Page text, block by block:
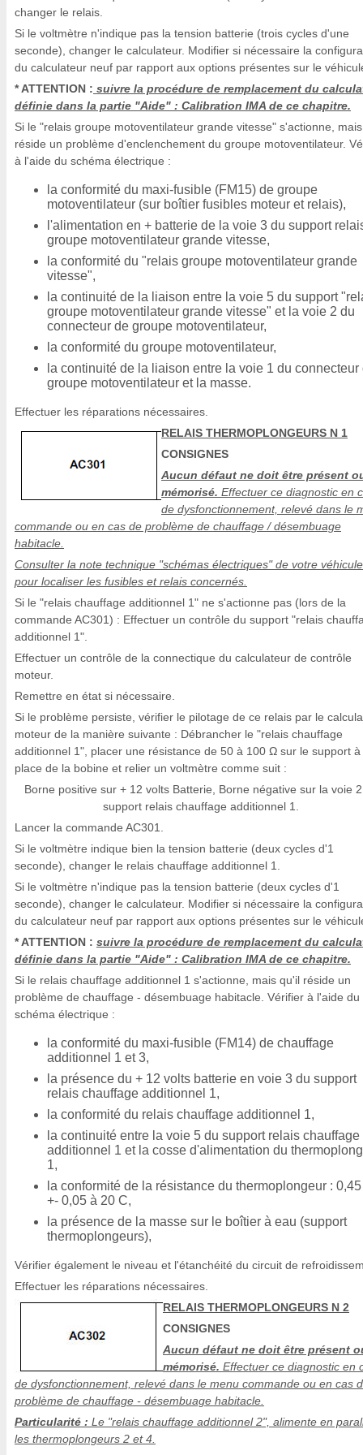
changer le relais.
Si le voltmètre n'indique pas la tension batterie (trois cycles d'une
seconde), changer le calculateur. Modifier si nécessaire la
du calculateur neuf par rapport aux options présentes sur le
* ATTENTION : suivre la procédure de remplacement du
définie dans la partie "Aide" : Calibration IMA de ce chapitre.
Si le "relais groupe motoventilateur grande vitesse" s'actionne,
réside un problème d'enclenchement du groupe motoventilateur.
à l'aide du schéma électrique :
la conformité du maxi-fusible (FM15) de groupe
motoventilateur (sur boîtier fusibles moteur et relais),
l'alimentation en + batterie de la voie 3 du support
groupe motoventilateur grande vitesse,
la conformité du "relais groupe motoventilateur grande
vitesse",
la continuité de la liaison entre la voie 5 du support
groupe motoventilateur grande vitesse" et la voie 2 du
connecteur de groupe motoventilateur,
la conformité du groupe motoventilateur,
la continuité de la liaison entre la voie 1 du connecteur
groupe motoventilateur et la masse.
Effectuer les réparations nécessaires.
RELAIS THERMOPLONGEURS N 1
CONSIGNES
Aucun défaut ne doit être présent
mémorisé. Effectuer ce diagnostic en
de dysfonctionnement, relevé dans le
commande ou en cas de problème de chauffage / désembuage
habitacle.
Consulter la note technique "schémas électriques" de votre véhicule
pour localiser les fusibles et relais concernés.
Si le "relais chauffage additionnel 1" ne s'actionne pas (lors de la
commande AC301) : Effectuer un contrôle du support "relais
additionnel 1".
Effectuer un contrôle de la connectique du calculateur de contrôle
moteur.
Remettre en état si nécessaire.
Si le problème persiste, vérifier le pilotage de ce relais par le
moteur de la manière suivante : Débrancher le "relais chauffage
additionnel 1", placer une résistance de 50 à 100 Ω sur le support à
place de la bobine et relier un voltmètre comme suit :
Borne positive sur + 12 volts Batterie, Borne négative sur la voie
support relais chauffage additionnel 1.
Lancer la commande AC301.
Si le voltmètre indique bien la tension batterie (deux cycles d'1
seconde), changer le relais chauffage additionnel 1.
Si le voltmètre n'indique pas la tension batterie (deux cycles d'1
seconde), changer le calculateur. Modifier si nécessaire la
du calculateur neuf par rapport aux options présentes sur le
* ATTENTION : suivre la procédure de remplacement du
définie dans la partie "Aide" : Calibration IMA de ce chapitre.
Si le relais chauffage additionnel 1 s'actionne, mais qu'il réside un
problème de chauffage - désembuage habitacle. Vérifier à l'aide du
schéma électrique :
la conformité du maxi-fusible (FM14) de chauffage
additionnel 1 et 3,
la présence du + 12 volts batterie en voie 3 du support
relais chauffage additionnel 1,
la conformité du relais chauffage additionnel 1,
la continuité entre la voie 5 du support relais chauffage
additionnel 1 et la cosse d'alimentation du
1,
la conformité de la résistance du thermoplongeur :
+- 0,05 à 20 C,
la présence de la masse sur le boîtier à eau (support
thermoplongeurs),
Vérifier également le niveau et l'étanchéité du circuit de
Effectuer les réparations nécessaires.
RELAIS THERMOPLONGEURS N 2
CONSIGNES
Aucun défaut ne doit être présent
mémorisé. Effectuer ce diagnostic en
de dysfonctionnement, relevé dans le menu commande ou en cas
problème de chauffage - désembuage habitacle.
Particularité : Le "relais chauffage additionnel 2", alimente en
les thermoplongeurs 2 et 4.